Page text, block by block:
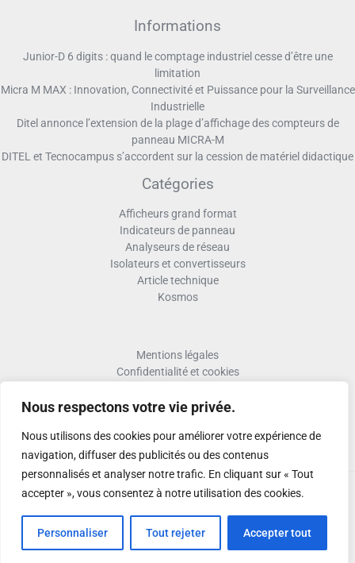
Nous respectons votre vie privée.
Nous utilisons des cookies pour améliorer votre expérience de
navigation, diffuser des publicités ou des contenus
personnalisés et analyser notre trafic. En cliquant sur « Tout
accepter », vous consentez à notre utilisation des cookies.
Personnaliser Tout rejeter Accepter tout
Informations
Junior-D 6 digits : quand le comptage industriel cesse d’être une
limitation
Micra M MAX : Innovation, Connectivité et Puissance pour la Surveillance
Industrielle
Ditel annonce l’extension de la plage d’affichage des compteurs de
panneau MICRA-M
DITEL et Tecnocampus s’accordent sur la cession de matériel didactique
Catégories
Afficheurs grand format
Indicateurs de panneau
Analyseurs de réseau
Isolateurs et convertisseurs
Article technique
Kosmos
Mentions légales
Confidentialité et cookies
Termes et conditions RMA
Activer Garantie
Copyright © 2026